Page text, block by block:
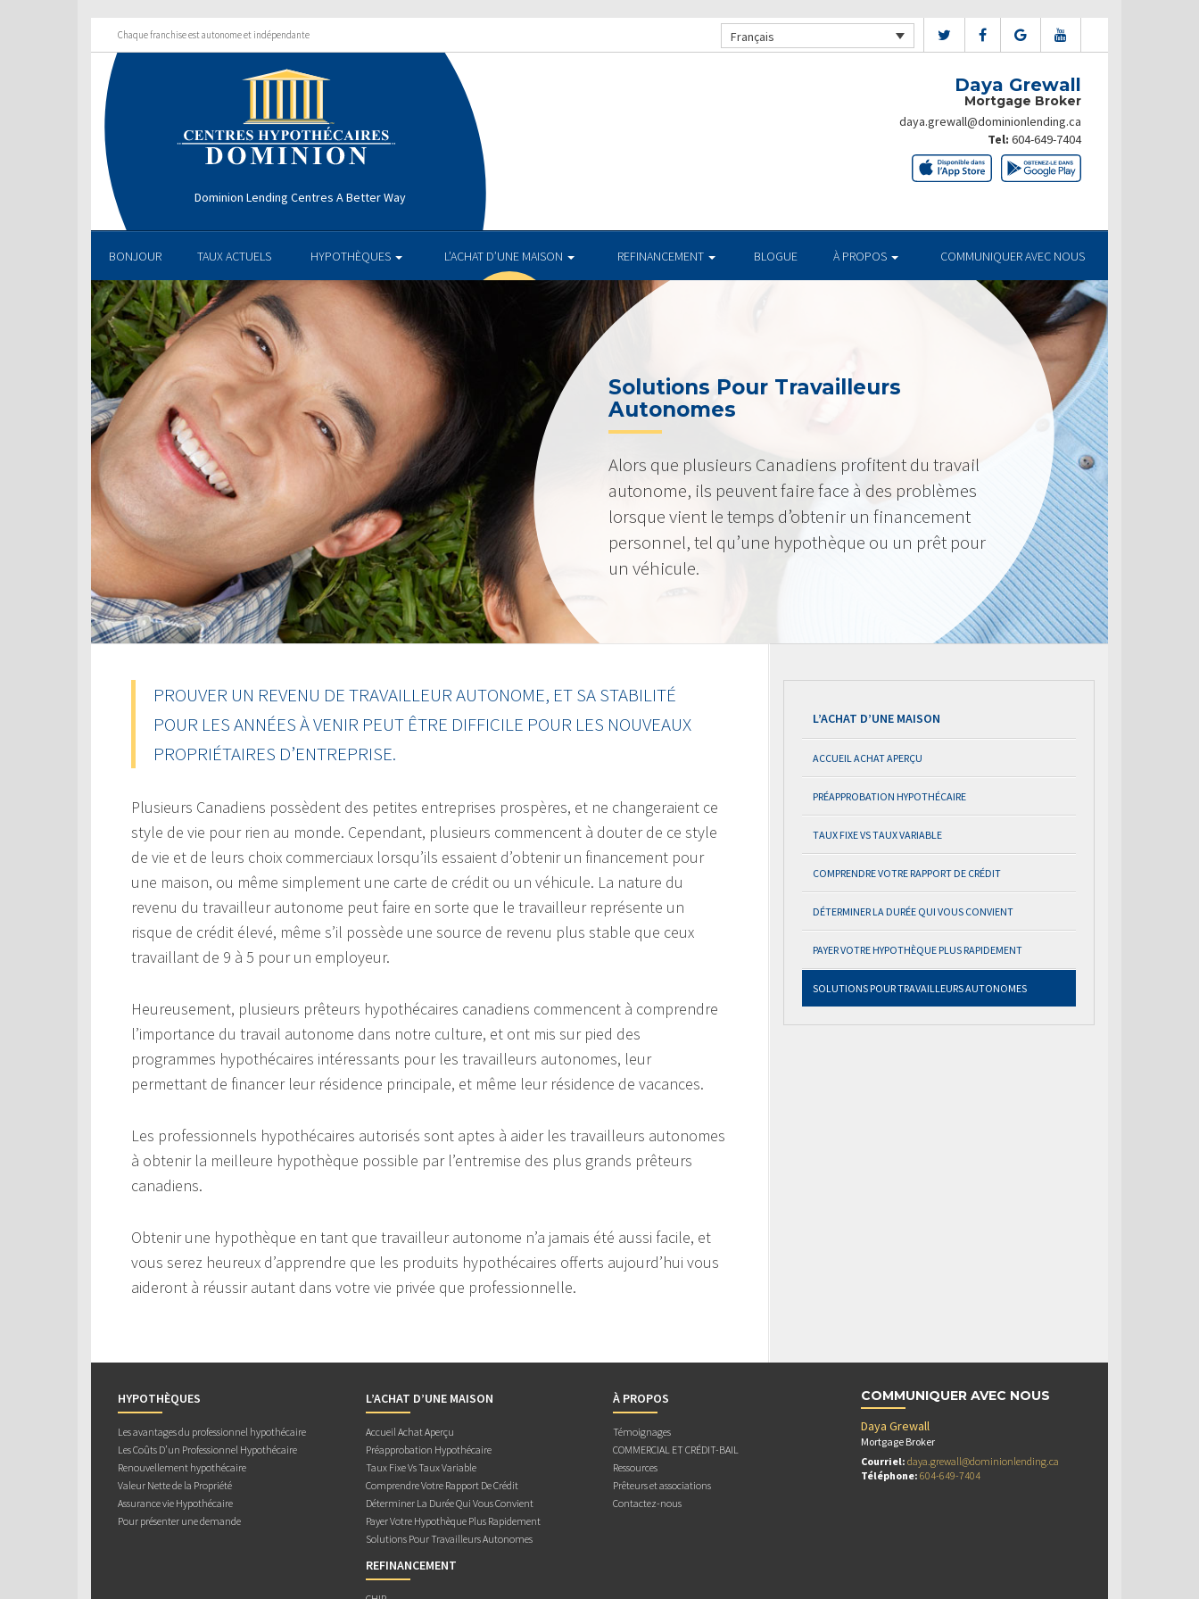
Chaque franchise est autonome et indépendante Français
Dominion Lending Centres A Better Way
Daya Grewall
Mortgage Broker
daya.grewall@dominionlending.ca
Tel: 604-649-7404
BONJOUR TAUX ACTUELS HYPOTHÈQUES L’ACHAT D’UNE MAISON REFINANCEMENT BLOGUE À PROPOS COMMUNIQUER AVEC NOUS
Solutions Pour Travailleurs
Autonomes
Alors que plusieurs Canadiens profitent du travail
autonome, ils peuvent faire face à des problèmes
lorsque vient le temps d’obtenir un financement
personnel, tel qu’une hypothèque ou un prêt pour
un véhicule.
PROUVER UN REVENU DE TRAVAILLEUR AUTONOME, ET SA STABILITÉ
POUR LES ANNÉES À VENIR PEUT ÊTRE DIFFICILE POUR LES NOUVEAUX
PROPRIÉTAIRES D’ENTREPRISE.
Plusieurs Canadiens possèdent des petites entreprises prospères, et ne changeraient ce
style de vie pour rien au monde. Cependant, plusieurs commencent à douter de ce style
de vie et de leurs choix commerciaux lorsqu’ils essaient d’obtenir un financement pour
une maison, ou même simplement une carte de crédit ou un véhicule. La nature du
revenu du travailleur autonome peut faire en sorte que le travailleur représente un
risque de crédit élevé, même s’il possède une source de revenu plus stable que ceux
travaillant de 9 à 5 pour un employeur.
Heureusement, plusieurs prêteurs hypothécaires canadiens commencent à comprendre
l’importance du travail autonome dans notre culture, et ont mis sur pied des
programmes hypothécaires intéressants pour les travailleurs autonomes, leur
permettant de financer leur résidence principale, et même leur résidence de vacances.
Les professionnels hypothécaires autorisés sont aptes à aider les travailleurs autonomes
à obtenir la meilleure hypothèque possible par l’entremise des plus grands prêteurs
canadiens.
Obtenir une hypothèque en tant que travailleur autonome n’a jamais été aussi facile, et
vous serez heureux d’apprendre que les produits hypothécaires offerts aujourd’hui vous
aideront à réussir autant dans votre vie privée que professionnelle.
L’ACHAT D’UNE MAISON
ACCUEIL ACHAT APERÇU
PRÉAPPROBATION HYPOTHÉCAIRE
TAUX FIXE VS TAUX VARIABLE
COMPRENDRE VOTRE RAPPORT DE CRÉDIT
DÉTERMINER LA DURÉE QUI VOUS CONVIENT
PAYER VOTRE HYPOTHÈQUE PLUS RAPIDEMENT
SOLUTIONS POUR TRAVAILLEURS AUTONOMES
HYPOTHÈQUES
Les avantages du professionnel hypothécaire
Les Coûts D’un Professionnel Hypothécaire
Renouvellement hypothécaire
Valeur Nette de la Propriété
Assurance vie Hypothécaire
Pour présenter une demande
L’ACHAT D’UNE MAISON
Accueil Achat Aperçu
Préapprobation Hypothécaire
Taux Fixe Vs Taux Variable
Comprendre Votre Rapport De Crédit
Déterminer La Durée Qui Vous Convient
Payer Votre Hypothèque Plus Rapidement
Solutions Pour Travailleurs Autonomes
REFINANCEMENT
À PROPOS
Témoignages
COMMERCIAL ET CRÉDIT-BAIL
Ressources
Prêteurs et associations
Contactez-nous
COMMUNIQUER AVEC NOUS
Daya Grewall
Mortgage Broker
Courriel: daya.grewall@dominionlending.ca
Téléphone: 604-649-7404